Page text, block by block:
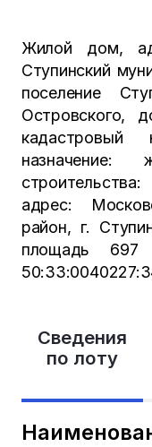
Сведения
по лоту
Жилой дом,
Ступинский
поселение
Островского,
кадастровый
назначение:
адрес:
район, г.
площадь 697